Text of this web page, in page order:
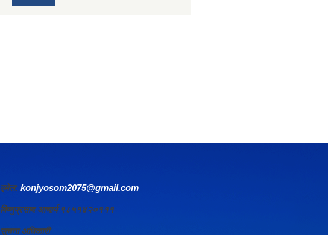
इमेल: konjyosom2075@gmail.com
विष्णुप्रसाद आचार्य ९८५१४२०१११
सूचना अधिकारी